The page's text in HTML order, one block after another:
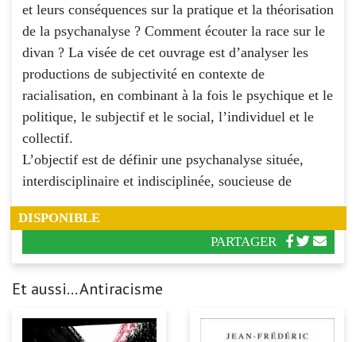
et leurs conséquences sur la pratique et la théorisation
de la psychanalyse ? Comment écouter la race sur le
divan ? La visée de cet ouvrage est d’analyser les
productions de subjectivité en contexte de
racialisation, en combinant à la fois le psychique et le
politique, le subjectif et le social, l’individuel et le
collectif.
L’objectif est de définir une psychanalyse située,
interdisciplinaire et indisciplinée, soucieuse de
DISPONIBLE
PARTAGER
Et aussi... Antiracisme